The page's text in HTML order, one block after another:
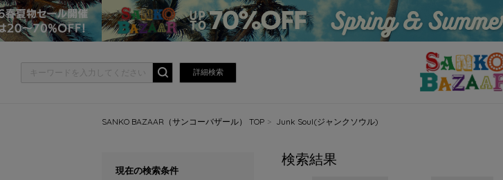
詳細検索
SANKO BAZAAR（サンコーバザール） TOP Junk Soul(ジャンクソウル)
検索結果
現在の検索条件